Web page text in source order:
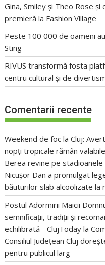
Gina, Smiley și Theo Rose
premieră la Fashion Village
Peste 100 000 de oameni
Sting
RIVUS transformă fosta
centru cultural și de
Comentarii recente
Weekend de foc la Cluj:
nopți tropicale rămân
Berea revine pe
Nicușor Dan a promulgat
băuturilor slab alcoolizate la
Postul Adormirii Maicii
semnificații, tradiții și
echilibrată - ClujToday la
Consiliul Județean Cluj
pentru publicul larg